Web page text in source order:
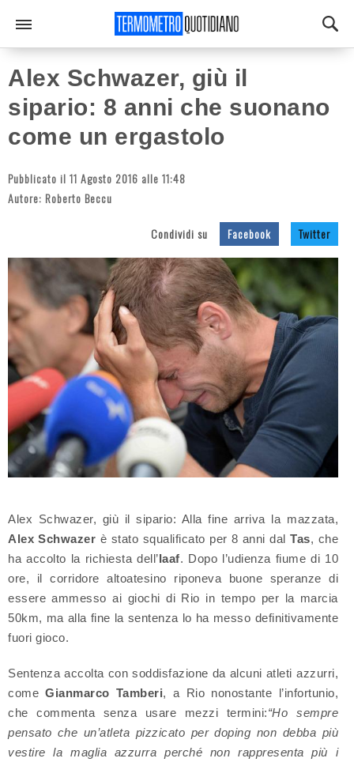
Alex Schwazer, giù il
sipario: 8 anni che suonano
come un ergastolo
Pubblicato il 11 Agosto 2016 alle 11:48
Autore: Roberto Beccu
Condividi su Facebook Twitter
Alex Schwazer, giù il sipario: Alla fine arriva la mazzata,
Alex Schwazer è stato squalificato per 8 anni dalTas, che
ha accolto la richiesta dell’Iaaf. Dopo l’udienza fiume di 10
ore, il corridore altoatesino riponeva buone speranze di
essere ammesso ai giochi di Rio in tempo per la marcia
50km, ma alla fine la sentenza lo ha messo definitivamente
fuori gioco.
Sentenza accolta con soddisfazione da alcuni atleti azzurri,
comeGianmarco Tamberi, a Rio nonostante l’infortunio,
che commenta senza usare mezzi termini:“Ho sempre
pensato che un’atleta pizzicato per doping non debba più
vestire la maglia azzurra perché non rappresenta più i